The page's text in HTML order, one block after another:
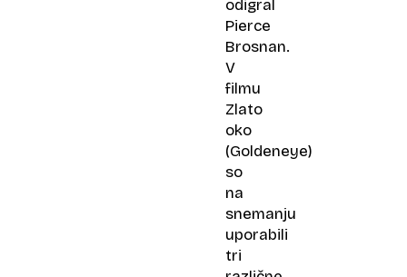
odigral
Pierce
Brosnan.
V
filmu
Zlato
oko
(Goldeneye)
so
na
snemanju
uporabili
tri